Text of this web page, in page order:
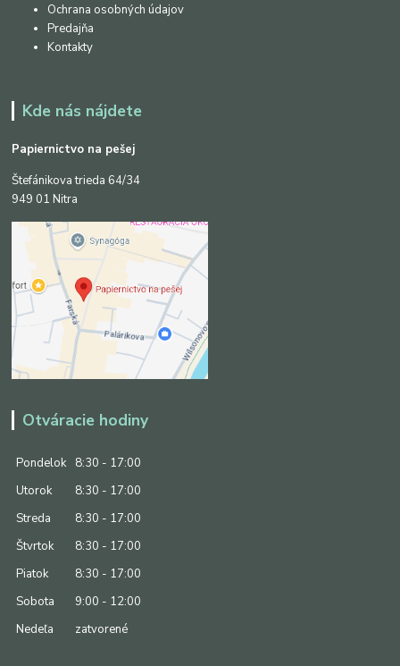
Ochrana osobných údajov
Predajňa
Kontakty
Kde nás nájdete
Papiernictvo na pešej
Štefánikova trieda 64/34
949 01 Nitra
Otváracie hodiny
Pondelok
8:30 - 17:00
Utorok
8:30 - 17:00
Streda
8:30 - 17:00
Štvrtok
8:30 - 17:00
Piatok
8:30 - 17:00
Sobota
9:00 - 12:00
Nedeľa
zatvorené